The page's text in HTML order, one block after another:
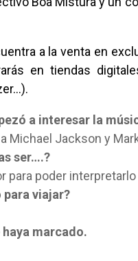
a la venta en
en tiendas
a interesar la
Michael Jackson y
ser….?
para poder
viajar?
marcado.